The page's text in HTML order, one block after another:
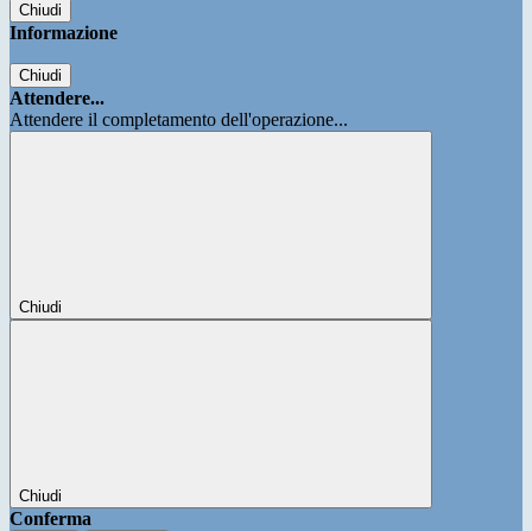
Chiudi
Informazione
Chiudi
Attendere...
Attendere il completamento dell'operazione...
Chiudi
Chiudi
Conferma